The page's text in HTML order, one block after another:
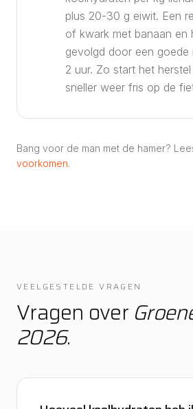
plus 20-30 g eiwit. Een
of kwark met banaan en
gevolgd door een goede
2 uur. Zo start het
sneller weer fris op de
Bang voor de man met de hamer?
voorkomen.
VEELGESTELDE VRAGEN
Vragen over
2026.